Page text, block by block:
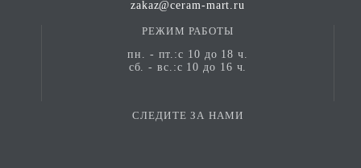
zakaz@ceram-mart.ru
РЕЖИМ РАБОТЫ
пн. - пт.:с 10 до 18 ч.
сб. - вс.:с 10 до 16 ч.
СЛЕДИТЕ ЗА НАМИ